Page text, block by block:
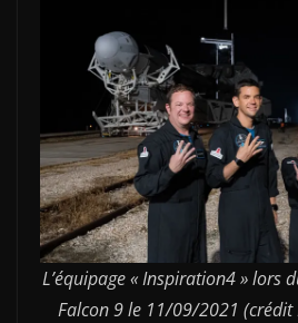
L’équipage « Inspiration4 » lors
Falcon 9 le 11/09/2021